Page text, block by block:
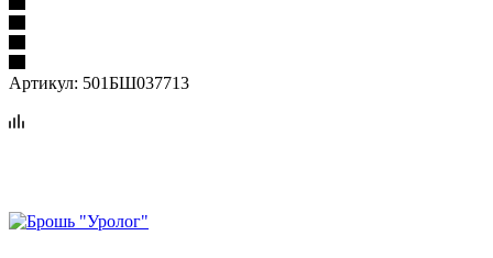
Артикул: 501БШ037713